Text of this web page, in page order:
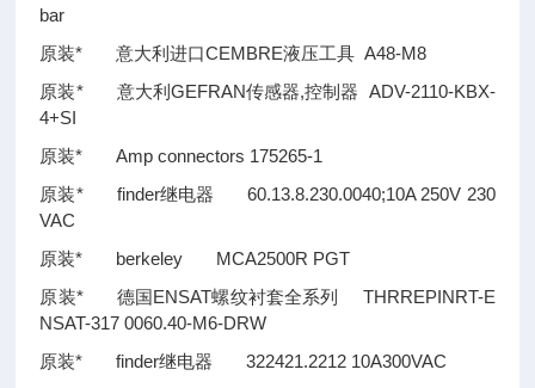
bar
原装* 意大利进口CEMBRE液压工具 A48-M8
原装* 意大利GEFRAN传感器,控制器 ADV-2110-KBX-
4+SI
原装* Amp connectors 175265-1
原装* finder继电器 60.13.8.230.0040;10A 250V 230
VAC
原装* berkeley MCA2500R PGT
原装* 德国ENSAT螺纹衬套全系列 THRREPINRT-E
NSAT-317 0060.40-M6-DRW
原装* finder继电器 322421.2212 10A300VAC